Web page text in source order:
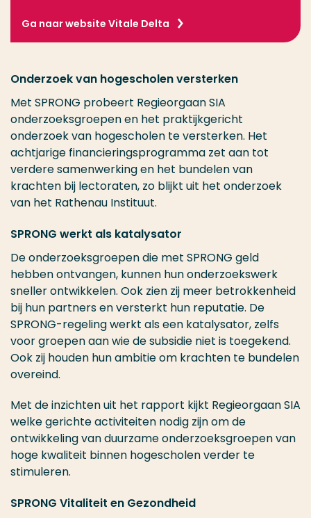
Ga naar website Vitale Delta
Onderzoek van hogescholen versterken
Met SPRONG probeert Regieorgaan SIA
onderzoeksgroepen en het praktijkgericht
onderzoek van hogescholen te versterken. Het
achtjarige financieringsprogramma zet aan tot
verdere samenwerking en het bundelen van
krachten bij lectoraten, zo blijkt uit het onderzoek
van het Rathenau Instituut.
SPRONG werkt als katalysator
De onderzoeksgroepen die met SPRONG geld
hebben ontvangen, kunnen hun onderzoekswerk
sneller ontwikkelen. Ook zien zij meer betrokkenheid
bij hun partners en versterkt hun reputatie. De
SPRONG-regeling werkt als een katalysator, zelfs
voor groepen aan wie de subsidie niet is toegekend.
Ook zij houden hun ambitie om krachten te bundelen
overeind.
Met de inzichten uit het rapport kijkt Regieorgaan SIA
welke gerichte activiteiten nodig zijn om de
ontwikkeling van duurzame onderzoeksgroepen van
hoge kwaliteit binnen hogescholen verder te
stimuleren.
SPRONG Vitaliteit en Gezondheid